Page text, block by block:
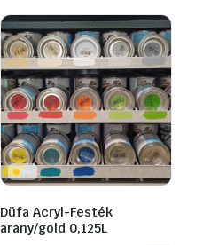
Düfa Acryl-Festék
arany/gold 0,125L